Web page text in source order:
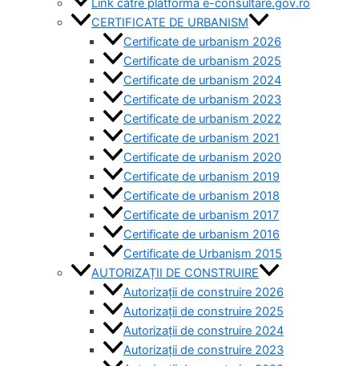
CERTIFICATE DE URBANISM
Certificate de urbanism 2026
Certificate de urbanism 2025
Certificate de urbanism 2024
Certificate de urbanism 2023
Certificate de urbanism 2022
Certificate de urbanism 2021
Certificate de urbanism 2020
Certificate de urbanism 2019
Certificate de urbanism 2018
Certificate de urbanism 2017
Certificate de urbanism 2016
Certificate de Urbanism 2015
AUTORIZAȚII DE CONSTRUIRE
Autorizații de construire 2026
Autorizații de construire 2025
Autorizații de construire 2024
Autorizații de construire 2023